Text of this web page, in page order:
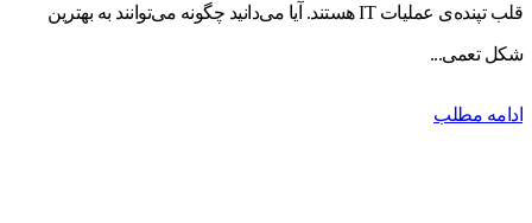
قلب تپنده‌ی عملیات IT هستند. آیا می‌دانید چگونه می‌توانند به بهترین
شکل تعمی...
ادامه مطلب